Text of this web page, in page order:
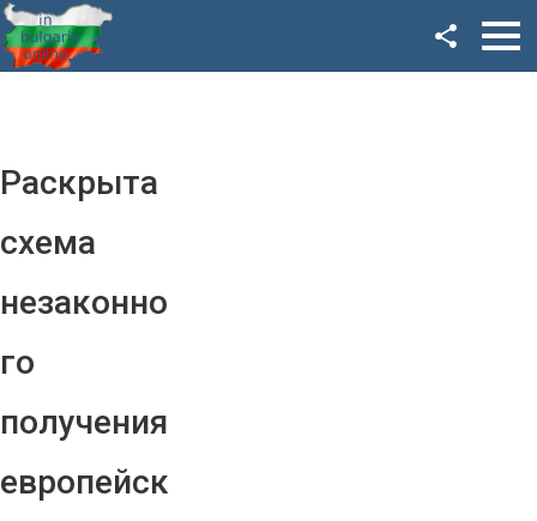
Раскрыта
схема
незаконно
го
получения
европейск